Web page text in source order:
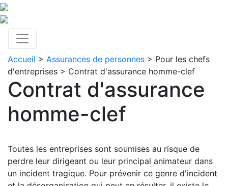
Accueil > Assurances de personnes > Pour les chefs
d'entreprises > Contrat d'assurance homme-clef
Contrat d'assurance
homme-clef
Toutes les entreprises sont soumises au risque de
perdre leur dirigeant ou leur principal animateur dans
un incident tragique. Pour prévenir ce genre d'incident